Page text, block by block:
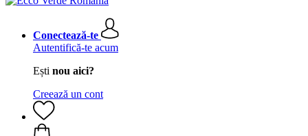
Conectează-te
Autentifică-te acum
Ești nou aici?
Creează un cont